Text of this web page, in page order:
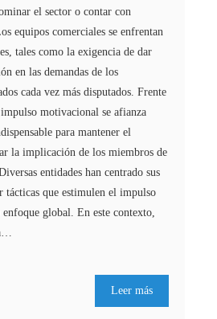
el sector o contar con
equipos comerciales se enfrentan
tales como la exigencia de dar
en las demandas de los
cada vez más disputados. Frente
motivacional se afianza
para mantener el
la implicación de los miembros de
entidades han centrado sus
tácticas que estimulen el impulso
global. En este contexto,
Leer más